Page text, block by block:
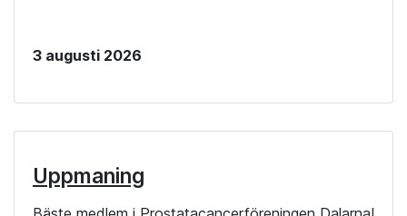
3 augusti 2026
Uppmaning